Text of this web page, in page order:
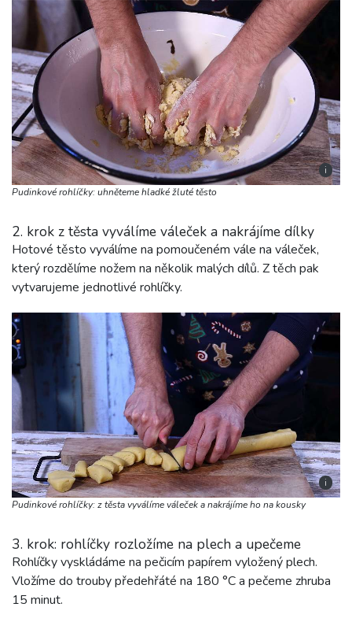
i
Pudinkové rohlíčky: uhněteme hladké žluté těsto
2. krok z těsta vyválíme váleček a nakrájíme dílky
Hotové těsto vyválíme na pomoučeném vále na váleček,
který rozdělíme nožem na několik malých dílů. Z těch pak
vytvarujeme jednotlivé rohlíčky.
i
Pudinkové rohlíčky: z těsta vyválíme váleček a nakrájíme ho na kousky
3. krok: rohlíčky rozložíme na plech a upečeme
Rohlíčky vyskládáme na pečicím papírem vyložený plech.
Vložíme do trouby předehřáté na 180 °C a pečeme zhruba
15 minut.